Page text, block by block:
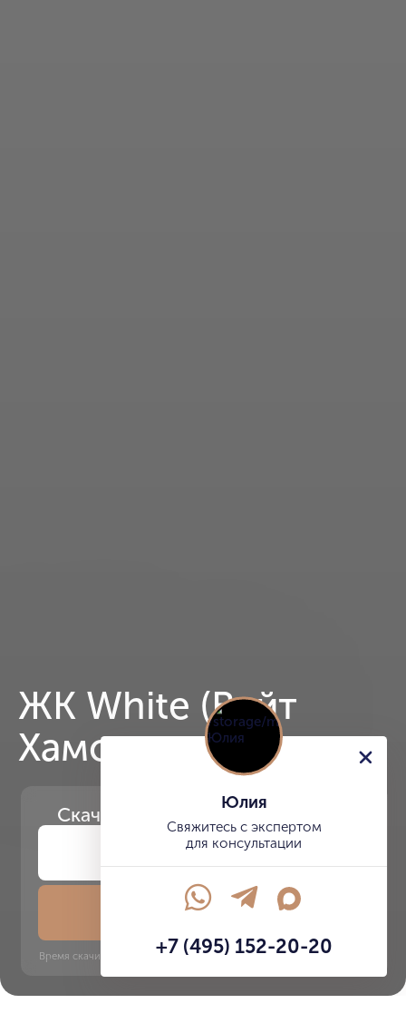
ЖК White (Вайт
Хамовники)
Скачайте презентацию проекта
Скачать презентацию
Время скачивания: 6 секунд | PDF, 13 MB | Обновлён 3 июня 2022
Юлия
Свяжитесь с экспертом
для консультации
+7 (495) 152-20-20